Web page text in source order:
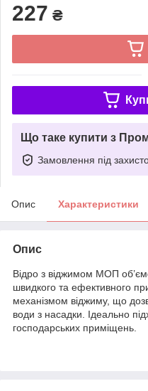
227 ₴
Що таке купити з
Замовлення під
Опис Характеристики
Опис
Відро з віджимом МОП
швидкого та ефективного
механізмом віджиму, що
води з насадки. Ідеально
господарських приміщень.